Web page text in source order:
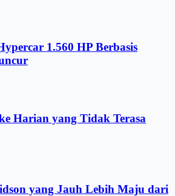
1.560 HP Berbasis
Harian yang Tidak Terasa
yang Jauh Lebih Maju dari